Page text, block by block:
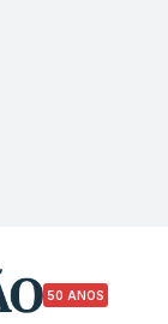
50 ANOS